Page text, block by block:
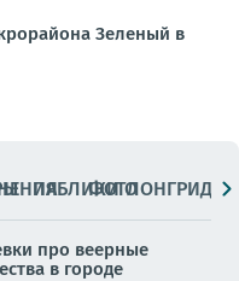
Зеленый в
ПАБЛИКИ
ФОТОЛОНГРИДЫ
про веерные
в городе